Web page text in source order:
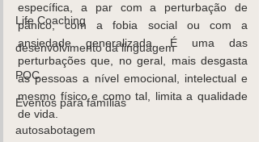
Life Coaching
desenvolvimento da linguagem
POC
Eventos para famílias
autosabotagem
específica, a par com a perturbação de
pânico, com a fobia social ou com a
ansiedade generalizada. É uma das
perturbações que, no geral, mais desgasta
as pessoas a nível emocional, intelectual e
mesmo físico e como tal, limita a qualidade
de vida.